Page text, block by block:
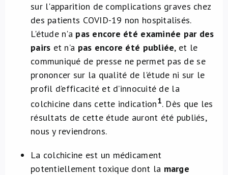
sur l'apparition de complications graves chez
des patients COVID-19 non hospitalisés.
L'étude n'a pas encore été examinée par des
pairs et n’a pas encore été publiée, et le
communiqué de presse ne permet pas de se
prononcer sur la qualité de l'étude ni sur le
profil d’efficacité et d’innocuité de la
colchicine dans cette indication1. Dès que les
résultats de cette étude auront été publiés,
nous y reviendrons.
La colchicine est un médicament
potentiellement toxique dont la marge